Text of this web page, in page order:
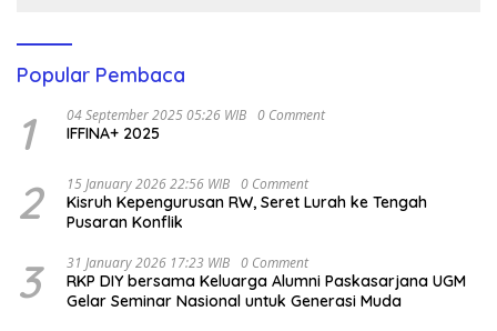
Popular Pembaca
1 04 September 2025 05:26 WIB 0 Comment
IFFINA+ 2025
2 15 January 2026 22:56 WIB 0 Comment
Kisruh Kepengurusan RW, Seret Lurah ke Tengah
Pusaran Konflik
3 31 January 2026 17:23 WIB 0 Comment
RKP DIY bersama Keluarga Alumni Paskasarjana UGM
Gelar Seminar Nasional untuk Generasi Muda